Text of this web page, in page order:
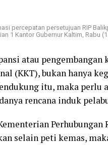
percepatan persetujuan RIP
1 Kantor Gubernur Kaltim, Rabu
atau
(KKT), bukan hanya
itu, maka perlu
rencana induk
selain peti kemas,